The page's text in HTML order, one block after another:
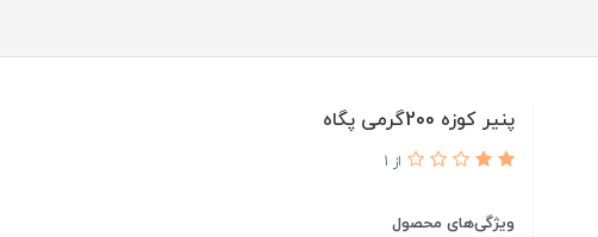
پنیر کوزه 200گرمی پگاه
از 1
ویژگی‌های محصول